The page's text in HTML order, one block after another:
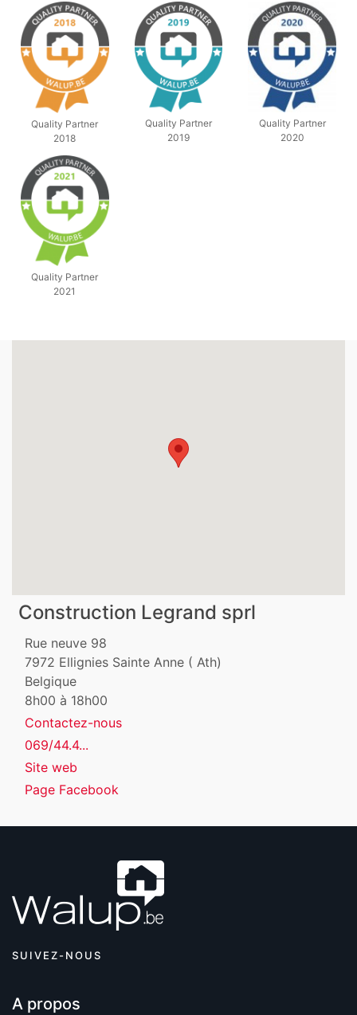
Quality Partner
2018
Quality Partner
2019
Quality Partner
2020
Quality Partner
2021
Construction Legrand sprl
Rue neuve 98
7972 Ellignies Sainte Anne ( Ath)
Belgique
8h00 à 18h00
Contactez-nous
069/44.4...
Site web
Page Facebook
SUIVEZ-NOUS
A propos